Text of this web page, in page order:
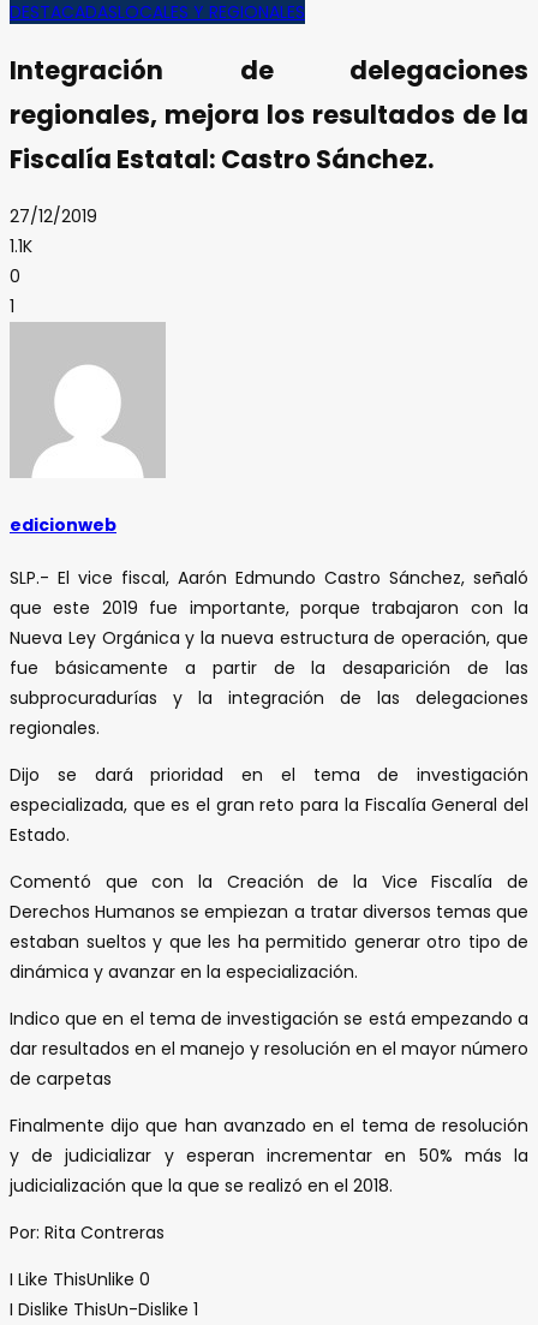
DESTACADASLOCALES Y REGIONALES
Integración de delegaciones
regionales, mejora los resultados de la
Fiscalía Estatal: Castro Sánchez.
27/12/2019
1.1K
0
1
edicionweb
SLP.- El vice fiscal, Aarón Edmundo Castro Sánchez, señaló
que este 2019 fue importante, porque trabajaron con la
Nueva Ley Orgánica y la nueva estructura de operación, que
fue básicamente a partir de la desaparición de las
subprocuradurías y la integración de las delegaciones
regionales.
Dijo se dará prioridad en el tema de investigación
especializada, que es el gran reto para la Fiscalía General del
Estado.
Comentó que con la Creación de la Vice Fiscalía de
Derechos Humanos se empiezan a tratar diversos temas que
estaban sueltos y que les ha permitido generar otro tipo de
dinámica y avanzar en la especialización.
Indico que en el tema de investigación se está empezando a
dar resultados en el manejo y resolución en el mayor número
de carpetas
Finalmente dijo que han avanzado en el tema de resolución
y de judicializar y esperan incrementar en 50% más la
judicialización que la que se realizó en el 2018.
Por: Rita Contreras
I Like ThisUnlike 0
I Dislike ThisUn-Dislike 1